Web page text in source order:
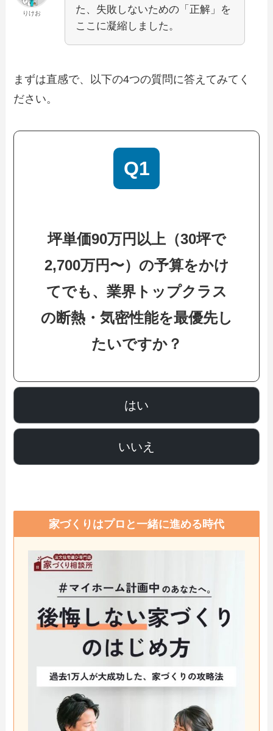
りけお
た、失敗しないための「正解」を
ここに凝縮しました。
まずは直感で、以下の4つの質問に答えてみてく
ださい。
Q1
坪単価90万円以上（30坪で
2,700万円〜）の予算をかけ
てでも、業界トップクラス
の断熱・気密性能を最優先し
たいですか？
はい
いいえ
家づくりはプロと一緒に進める時代